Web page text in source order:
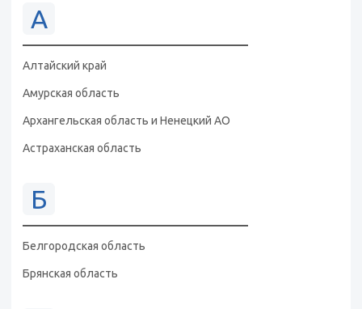
А
Алтайский край
Амурская область
Архангельская область и Ненецкий АО
Астраханская область
Б
Белгородская область
Брянская область